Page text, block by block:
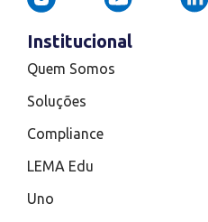
Institucional
Quem Somos
Soluções
Compliance
LEMA Edu
Uno